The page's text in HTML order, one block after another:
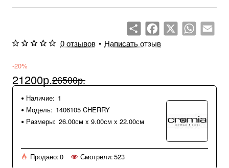
ShareFacebook
X WhatsApp
0 отзывов • Написать отзыв
-20%
21200р.26500р.
Наличие: 1
Модель: 1406105 CHERRY
Размеры: 26.00см x 9.00см x 22.00см
Продано:0 Смотрели:523